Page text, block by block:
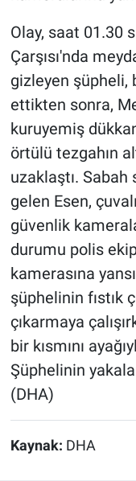
Olay, saat 01.30
Çarşısı'nda
gizleyen şüpheli,
ettikten sonra,
kuruyemiş
örtülü tezgahın
uzaklaştı. Sabah
gelen Esen,
güvenlik
durumu polis
kamerasına
şüphelinin fıstık
çıkarmaya
bir kısmını
Şüphelinin
(DHA)
Kaynak: DHA